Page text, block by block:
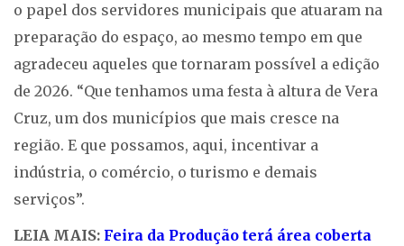
o papel dos servidores municipais que atuaram na
preparação do espaço, ao mesmo tempo em que
agradeceu aqueles que tornaram possível a edição
de 2026. “Que tenhamos uma festa à altura de Vera
Cruz, um dos municípios que mais cresce na
região. E que possamos, aqui, incentivar a
indústria, o comércio, o turismo e demais
serviços”.
LEIA MAIS: Feira da Produção terá área coberta